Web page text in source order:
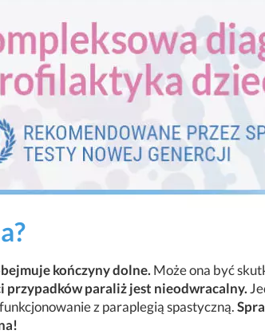
kończyny dolne. Może ona być
przypadków paraliż jest nieodwracalny.
z paraplegią spastyczną.